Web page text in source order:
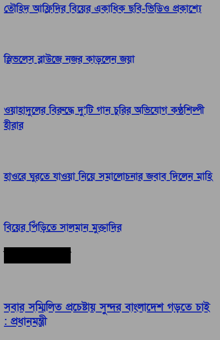
তৌহিদ আফ্রিদির বিয়ের একাধিক ছবি-ভিডিও প্রকাশ্যে
স্লিভলেস ব্লাউজে নজর কাড়লেন জয়া
ওয়াহাদুলের বিরুদ্ধে দু’টি গান চুরির অভিযোগ কণ্ঠশিল্পী
হীরার
হাওরে ঘুরতে যাওয়া নিয়ে সমালোচনার জবাব দিলেন মাহি
বিয়ের পিঁড়িতে সালমান মুক্তাদির
সবার সম্মিলিত প্রচেষ্টায় সুন্দর বাংলাদেশ গড়তে চাই
: প্রধানমন্ত্রী